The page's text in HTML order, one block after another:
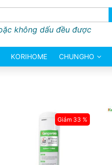
không dấu đều được
KORIHOME CHUNGHO
Giảm 33 %